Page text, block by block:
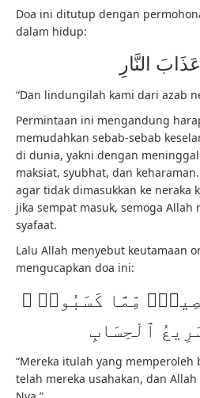
Doa ini ditutup dengan
dalam hidup:
النَّارِ
“Dan lindungilah kami dari azab
Permintaan ini mengandung
memudahkan sebab-sebab
di dunia, yakni dengan
maksiat, syubhat, dan
agar tidak dimasukkan ke neraka
jika sempat masuk, semoga
syafaat.
Lalu Allah menyebut keutamaan
mengucapkan doa ini:
مِّمَّا كَسَبُوا۟
ٱلْحِسَابِ
“Mereka itulah yang memperoleh
telah mereka usahakan, dan